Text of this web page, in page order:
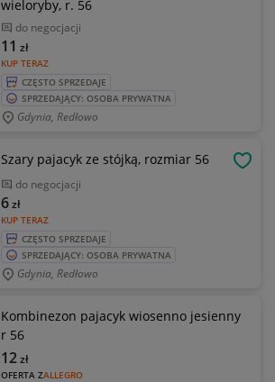
wieloryby, r. 56
do negocjacji
KUP TERAZ
11 zł
CZĘSTO SPRZEDAJE
SPRZEDAJĄCY: OSOBA PRYWATNA
Gdynia, Redłowo
Szary pajacyk ze stójką, rozmiar 56
do negocjacji
KUP TERAZ
6zł
CZĘSTO SPRZEDAJE
SPRZEDAJĄCY: OSOBA PRYWATNA
Gdynia, Redłowo
Kombinezon pajacyk wiosenno jesienny
r 56
OFERTA ZALLEGRO
12zł